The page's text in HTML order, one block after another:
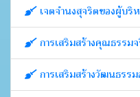
เจตจำนงสุจริตของผู้บริ
การเสริมสร้างคุณธรรม
การเสริมสร้างวัฒนธรร